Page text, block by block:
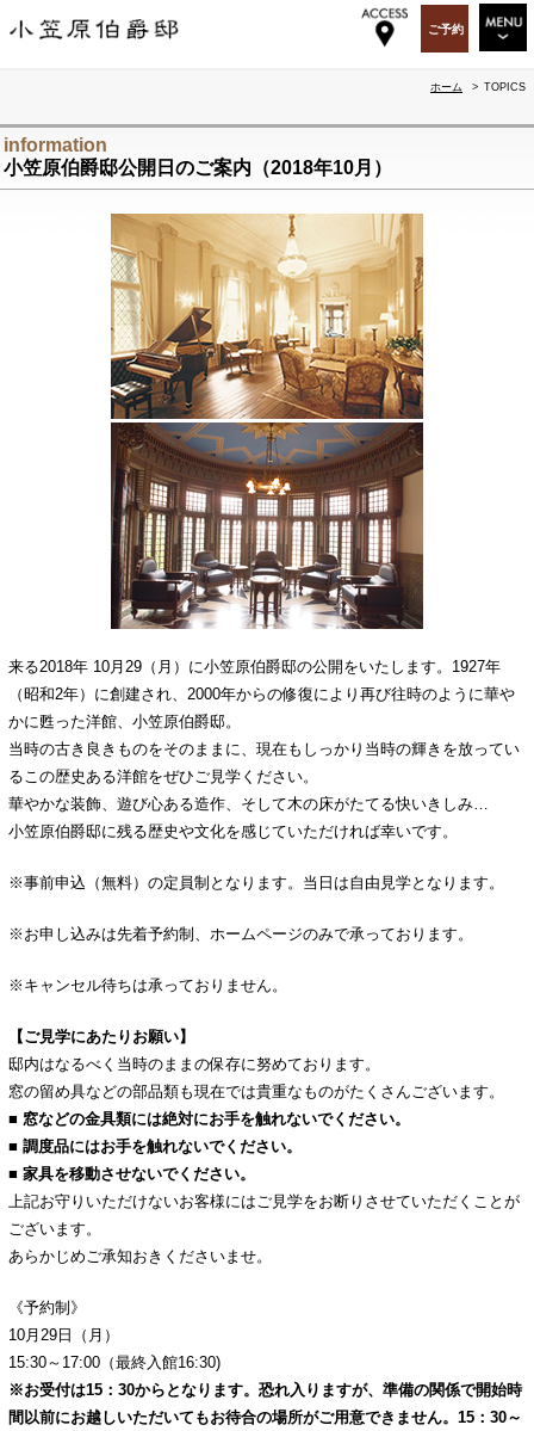
ご予約
WEDDING&PARTY
PARTY&EVENT
OGA BAR & GIFT
OGASAWARA-TEI
RECRUIT
SITEMAP
ENGLISH
ホーム > TOPICS
information
小笠原伯爵邸公開日のご案内（2018年10月）
来る2018年 10月29（月）に小笠原伯爵邸の公開をいたします。1927年
（昭和2年）に創建され、2000年からの修復により再び往時のように華や
かに甦った洋館、小笠原伯爵邸。
当時の古き良きものをそのままに、現在もしっかり当時の輝きを放ってい
るこの歴史ある洋館をぜひご見学ください。
華やかな装飾、遊び心ある造作、そして木の床がたてる快いきしみ…
小笠原伯爵邸に残る歴史や文化を感じていただければ幸いです。
※事前申込（無料）の定員制となります。当日は自由見学となります。
※お申し込みは先着予約制、ホームページのみで承っております。
※キャンセル待ちは承っておりません。
【ご見学にあたりお願い】
邸内はなるべく当時のままの保存に努めております。
窓の留め具などの部品類も現在では貴重なものがたくさんございます。
■ 窓などの金具類には絶対にお手を触れないでください。
■ 調度品にはお手を触れないでください。
■ 家具を移動させないでください。
上記お守りいただけないお客様にはご見学をお断りさせていただくことが
ございます。
あらかじめご承知おきくださいませ。
《予約制》
10月29日（月）
15:30～17:00（最終入館16:30)
※お受付は15：30からとなります。恐れ入りますが、準備の関係で開始時
間以前にお越しいただいてもお待合の場所がご用意できません。15：30～